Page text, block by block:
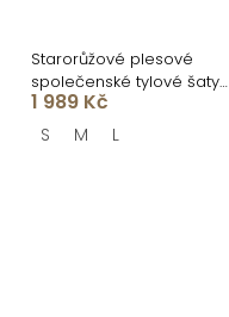
Starorůžové plesové
společenské tylové šaty
DELARIL s mašlí
1 989 Kč
S M L